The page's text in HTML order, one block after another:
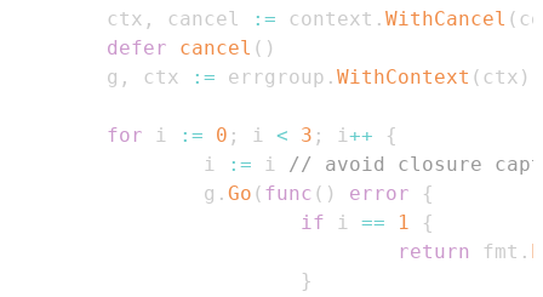
        ctx
, cancel := context . WithCancel (
defer
cancel ( )
        g
, ctx := errgroup . WithContext ( ctx )
for i := 0 ; i < 3 ; i++
{
                i
:= i // avoid closure
                g
. Go ( func ( ) error
{
if i == 1
{
return
fmt .
}